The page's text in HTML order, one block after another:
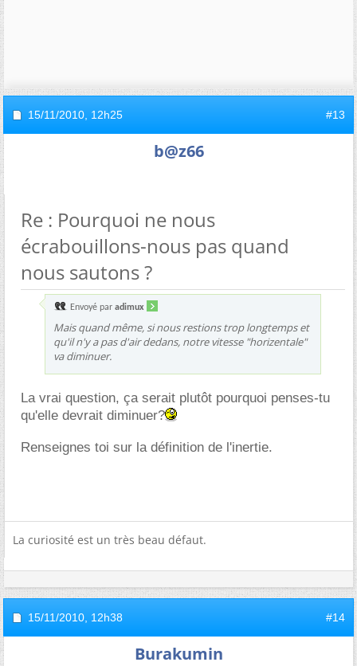
15/11/2010, 12h25 #13
b@z66
Re : Pourquoi ne nous
écrabouillons-nous pas quand
nous sautons ?
Envoyé par adimux
Mais quand même, si nous restions trop longtemps et
qu'il n'y a pas d'air dedans, notre vitesse "horizentale"
va diminuer.
La vrai question, ça serait plutôt pourquoi penses-tu
qu'elle devrait diminuer?
Renseignes toi sur la définition de l'inertie.
La curiosité est un très beau défaut.
15/11/2010, 12h38 #14
Burakumin